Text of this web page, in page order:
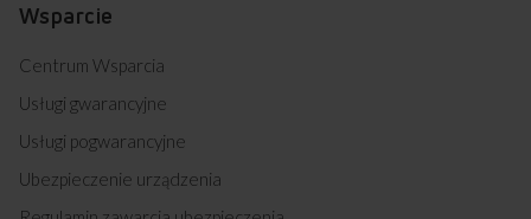
Wsparcie
Centrum Wsparcia
Usługi gwarancyjne
Usługi pogwarancyjne
Ubezpieczenie urządzenia